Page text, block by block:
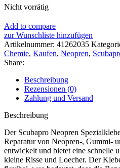
Nicht vorrätig
Add to compare
zur Wunschliste hinzufügen
Artikelnummer: 41262035
Chemie, Kaufen, Neopren,
Share:
Beschreibung
Rezensionen (0)
Zahlung und Versand
Beschreibung
Der Scubapro Neopren
Reparatur von Neopren-, Gummi-
entwickelt und bietet eine schnelle
kleine Risse und Loecher. Der